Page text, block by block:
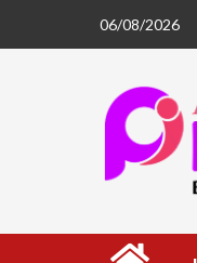
06/08/2026